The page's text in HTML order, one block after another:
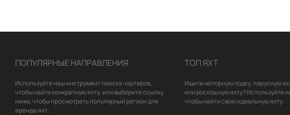
ПОПУЛЯРНЫЕ НАПРАВЛЕНИЯ
Используйте наш инструмент поиска чартеров,
чтобы найти конкретную яхту, или выберите ссылку
ниже, чтобы просмотреть популярный регион для
аренды яхт.
ТОП ЯХТ
Ищите моторную лодку, парусную
или роскошную яхту? Используйте
чтобы найти свою идеальную яхту.